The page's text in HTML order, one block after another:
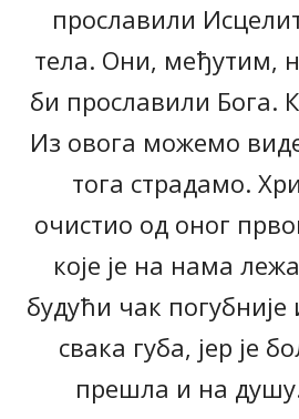
прославили
тела. Они, међутим,
би прославили Бога.
Из овога можемо
тога страдамо.
очистио од оног
које је на нама
будући чак погубније
свака губа, јер је
прешла и на